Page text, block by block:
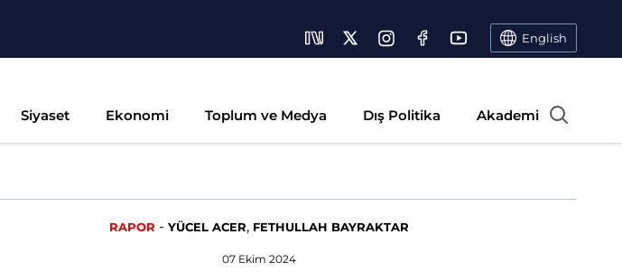
English
Siyaset Ekonomi Toplum ve Medya Dış Politika Akademi
RAPOR - YÜCEL ACER, FETHULLAH BAYRAKTAR
07 Ekim 2024